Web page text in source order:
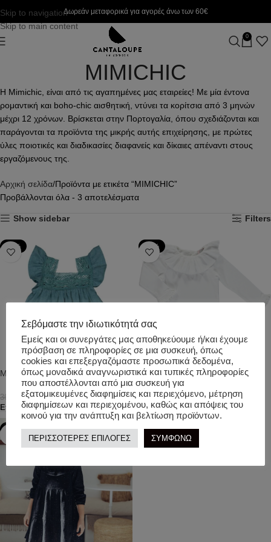
Skip to navigation
Skip to main content
Δωρεάν μεταφορικά για αγορές άνω των 60€
0
MIMICHIC
Η Mimichic, είναι από τις αγαπημένες μας εταιρείες! Με μία έντονα
ρομαντική και boho-chic αισθητική, ντύνει τα κορίτσια από 3 μηνών
μέχρι 12 χρόνων. Βρίσκεται στην Πορτογαλία, όπου σχεδιάζονται και
παράγονται τα προϊόντα της μικρής αυτής επιχείρησης, με πρώτες
ύλες ποιοτικές και διαδικασίες διαφανείς και δίκαιες απέναντι στους
εργαζόμενους της.
Αρχική σελίδα Προϊόντα με ετικέτα “MIMICHIC”
Προβάλλονται όλα - 3 αποτελέσματα
Show sidebar Filters
-67%
Mimichic. Λινή Μπλούζα Lagoon
36,00 € 12,00€
Επιλογή
-50%
Mimichic. Μπλούζα
26,00€ 13,00€
Επιλογή
Σεβόμαστε την ιδιωτικότητά σας
Εμείς και οι συνεργάτες μας αποθηκεύουμε ή/και έχουμε
πρόσβαση σε πληροφορίες σε μια συσκευή, όπως
cookies και επεξεργαζόμαστε προσωπικά δεδομένα,
όπως μοναδικά αναγνωριστικά και τυπικές πληροφορίες
που αποστέλλονται από μια συσκευή για
εξατομικευμένες διαφημίσεις και περιεχόμενο, μέτρηση
διαφημίσεων και περιεχομένου, καθώς και απόψεις του
κοινού για την ανάπτυξη και βελτίωση προϊόντων.
ΠΕΡΙΣΣΟΤΕΡΕΣ ΕΠΙΛΟΓΕΣ ΣΥΜΦΩΝΩ